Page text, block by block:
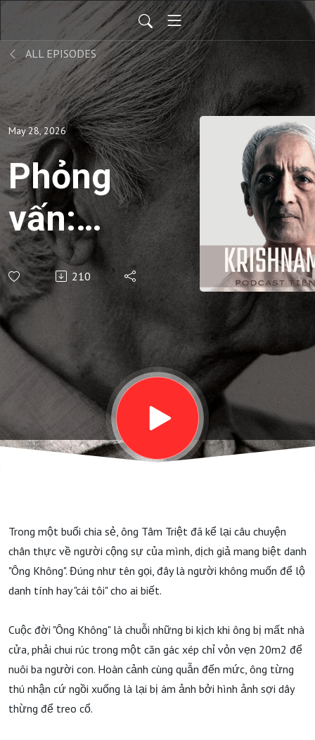
ALL EPISODES
May 28, 2026
Phỏng
vấn:
Tâm
Triệt
về
dịch
giả
(năm
2023)
210
Trong một buổi chia sẻ, ông Tâm Triệt đã kể lại câu chuyện
chân thực về người cộng sự của mình, dịch giả mang biệt danh
"Ông Không". Đúng như tên gọi, đây là người không muốn để lộ
danh tính hay "cái tôi" cho ai biết.
Cuộc đời "Ông Không" là chuỗi những bi kịch khi ông bị mất nhà
cửa, phải chui rúc trong một căn gác xép chỉ vỏn vẹn 20m2 để
nuôi ba người con. Hoàn cảnh cùng quẫn đến mức, ông từng
thú nhận cứ ngồi xuống là lại bị ám ảnh bởi hình ảnh sợi dây
thừng để treo cổ.